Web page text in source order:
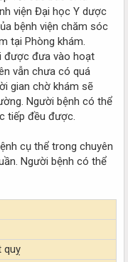
viện Đại học Y dược
bệnh viện chăm sóc
tại Phòng khám.
được đưa vào hoạt
vẫn chưa có quá
gian chờ khám sẽ
Người bệnh có thể
tiếp đều được.
cụ thể trong chuyên
Người bệnh có thể
quỵ